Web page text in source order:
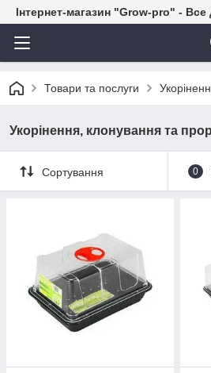
Інтернет-магазин "Grow-pro" -
Товари та послуги
Укорінення, клонування та
Сортування 0